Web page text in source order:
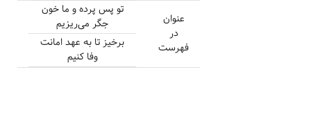
عنوان
در
فهرست
تو پس پرده و ما خون
جگر می‌ریزیم
برخیز تا به عهد امانت
وفا کنیم